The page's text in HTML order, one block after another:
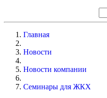
Главная
Новости
Новости компании
Семинары для ЖКХ